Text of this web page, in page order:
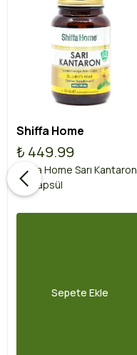
Shiffa Home
₺ 449.99
Shiffa Home Sarı Kantaron
60 Kapsül
Sepete Ekle